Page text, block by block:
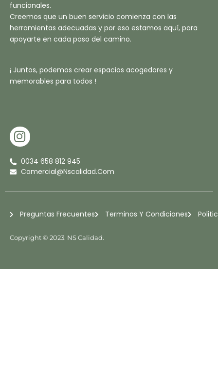
funcionales.
Creemos que un buen servicio comienza con las
herramientas adecuadas y por eso estamos aquí, para
apoyarte en cada paso del camino.
¡ Juntos, podemos crear espacios acogedores y
memorables para todos !
I
N
S
T
G
R
A
M
0034 658 812 945
Comercial@nscalidad.com
Copyright © 2023. NS Calidad.
Preguntas Frecuentes Terminos Y Condiciones